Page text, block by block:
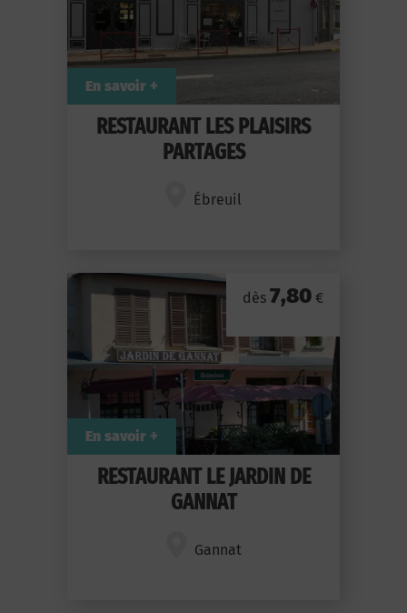
RESTAURANT LES PLAISIRS
PARTAGES
Ébreuil
En savoir +
RESTAURANT LE JARDIN DE
GANNAT
Gannat
dès 7,80 €
En savoir +